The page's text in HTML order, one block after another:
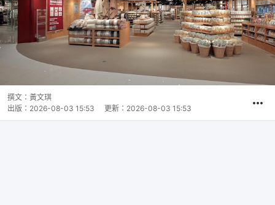
撰文： 黃文琪
出版： 2026-08-03 15:53 更新： 2026-08-03 15:53